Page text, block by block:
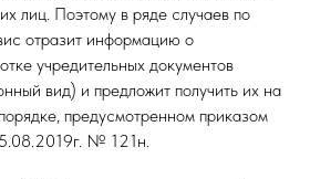
лиц. Поэтому в ряде случаев по
отразит информацию о
учредительных документов
вид) и предложит получить их на
предусмотренном приказом
№ 121н.